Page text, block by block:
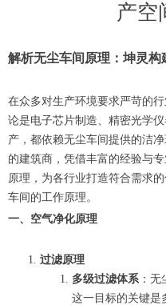
产空
解析无尘车间原理：坤灵
在众多对生产环境要求严苛的
论是电子芯片制造、精密光学
产，都依赖无尘车间提供的洁
的建筑商，凭借丰富的经验与
原理，为各行业打造符合需求
车间的工作原理。
一、空气净化原理
过滤原理
多级过滤体系：无
这一目标的关键是